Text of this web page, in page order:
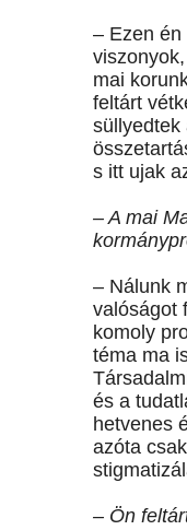
– Ezen én
mai
feltárt
süllyedtek
s itt ujak
– A mai
– Nálunk
valóságot
komoly
téma ma
és a
hetvenes
azóta
– Ön